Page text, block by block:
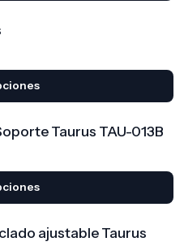
Taurus TAU-013B
ajustable Taurus